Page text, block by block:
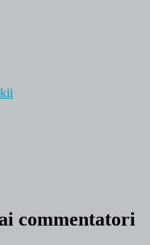
commentatori